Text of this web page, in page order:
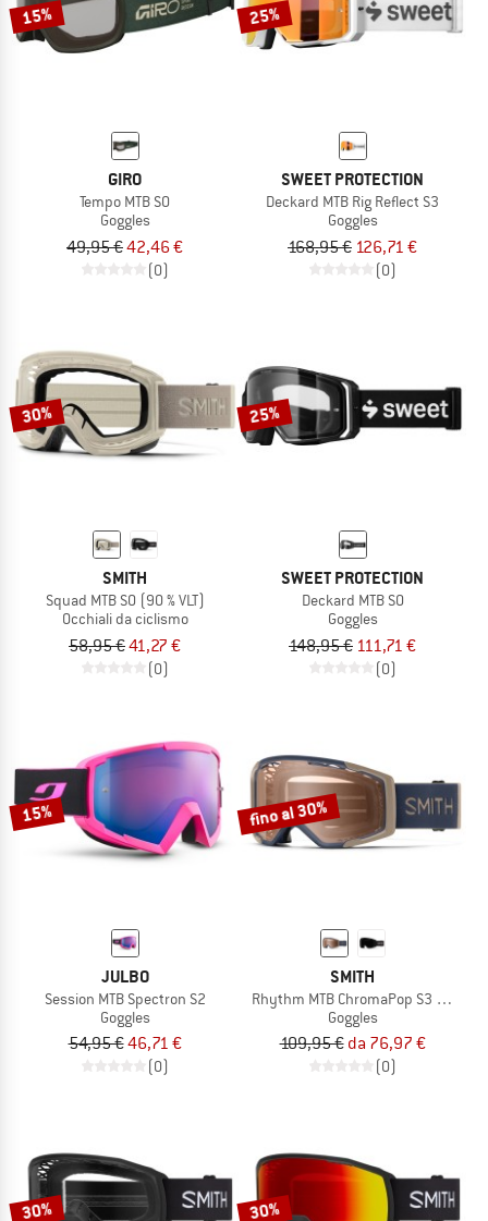
15%
GIRO
Tempo MTB S0
Goggles
49,95 €42,46 €
(0)
25%
SWEET PROTECTION
Deckard MTB Rig Reflect S3
Goggles
168,95 € 126,71 €
(0)
30%
SMITH
Squad MTB S0 (90 % VLT)
Occhiali da ciclismo
58,95 €41,27 €
(0)
25%
SWEET PROTECTION
Deckard MTB S0
Goggles
148,95 € 111,71 €
(0)
15%
JULBO
Session MTB Spectron S2
Goggles
54,95 €46,71 €
(0)
fino al 30%
SMITH
Rhythm MTB ChromaPop S3 + Clear
Goggles
109,95 € da 76,97 €
(0)
30% 30%